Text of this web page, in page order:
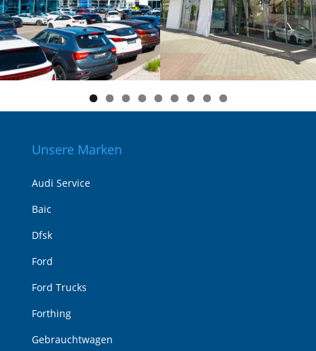
Unsere Marken
Audi Service
Baic
Dfsk
Ford
Ford Trucks
Forthing
Gebrauchtwagen